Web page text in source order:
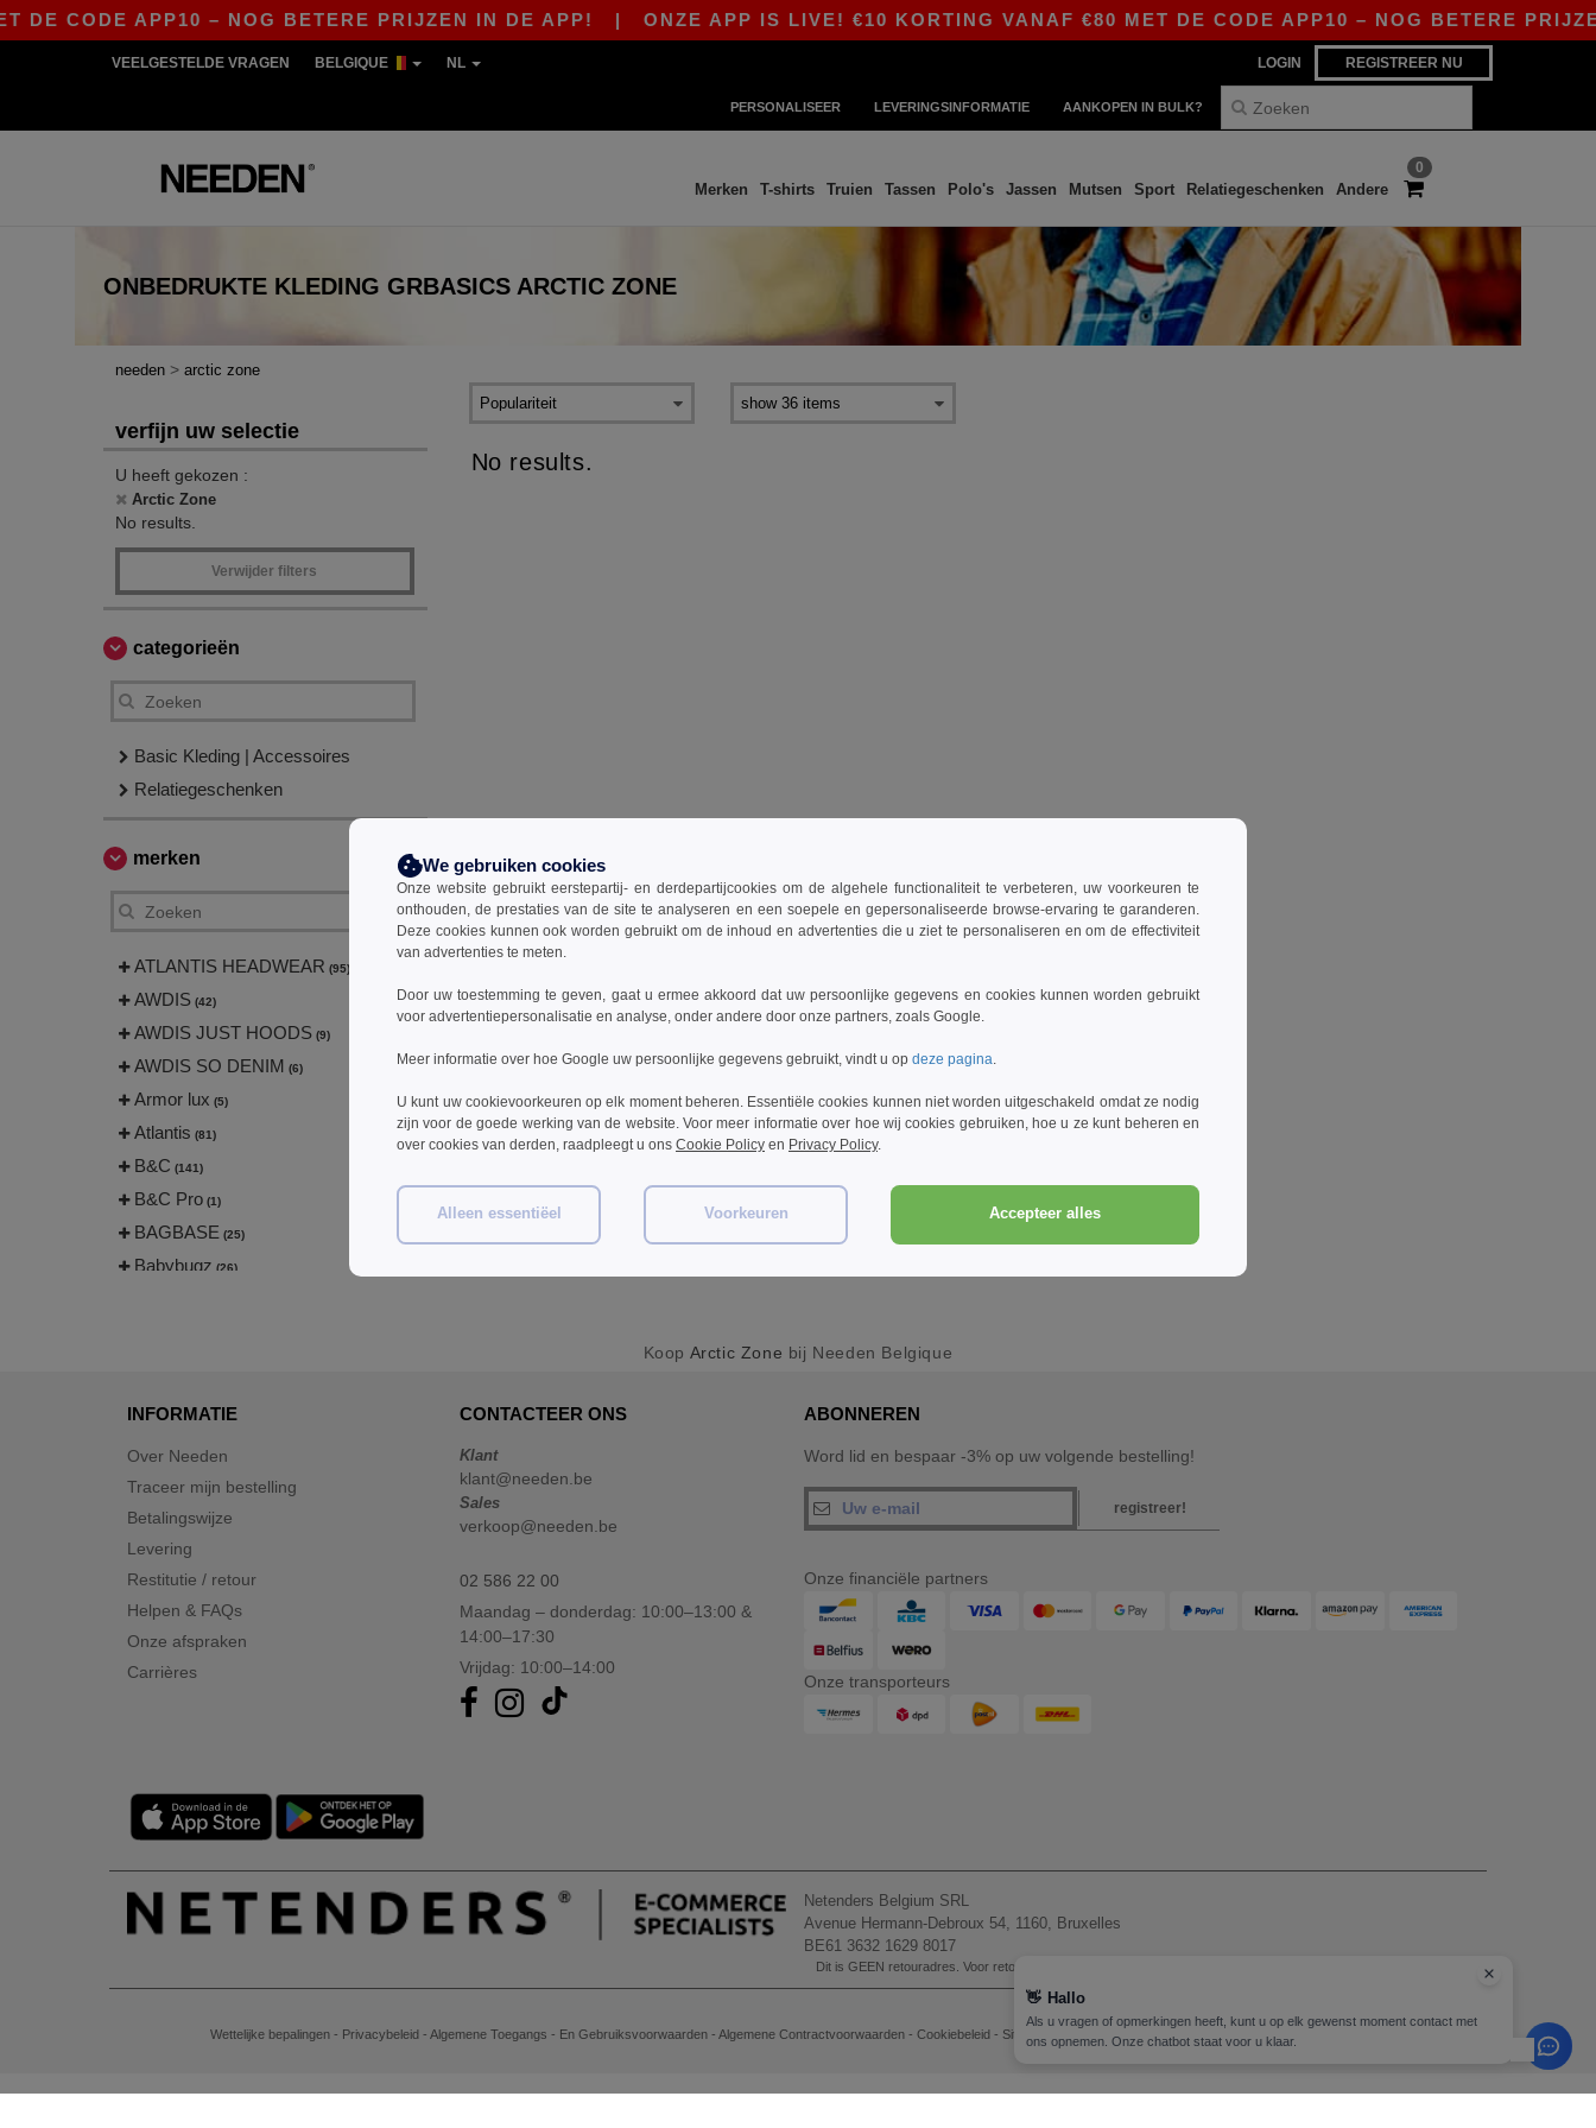
CODE APP10 – NOG BETERE PRIJZEN IN DE APP!| ONZE APP IS LIVE! €10 KORTING VANAF €80 MET DE CODE APP10 – NOG BETERE
LOGIN REGISTREER NU
VEELGESTELDE VRAGEN BELGIQUE NL
PERSONALISEER LEVERINGSINFORMATIE AANKOPEN IN BULK?
0
Merken T-shirts Truien Tassen Polo's Jassen Mutsen Sport Relatiegeschenken Andere
ONBEDRUKTE KLEDING GRBASICS ARCTIC ZONE
needen > arctic zone
verfijn uw selectie
U heeft gekozen :
Arctic Zone
No results.
Verwijder filters
categorieën
Basic Kleding | Accessoires
Relatiegeschenken
merken
ATLANTIS HEADWEAR (95)
AWDIS (42)
AWDIS JUST HOODS (9)
AWDIS SO DENIM (6)
Armor lux (5)
Atlantis (81)
B&C (141)
B&C Pro (1)
BAGBASE (25)
Babybugz (26)
CASE LOGIC
CLUBCLASS
CamelBak
CamelBak®
Craghoppers
ECOLOGIE
EgotierPro (406)
Elevate Life
FRUIT OF THE LOOM VINTAGE
Finden & Hales (18)
No results.
Koop Arctic Zone bij Needen Belgique
INFORMATIE
Over Needen
Traceer mijn bestelling
Betalingswijze
Levering
Restitutie / retour
Helpen & FAQs
Onze afspraken
Carrières
CONTACTEER ONS
Klant
klant@needen.be
Sales
verkoop@needen.be
02 586 22 00
Maandag – donderdag: 10:00–13:00 &
14:00–17:30
Vrijdag: 10:00–14:00
ABONNEREN
Word lid en bespaar -3% op uw volgende bestelling!
registreer!
Onze financiële partners
Onze transporteurs
Netenders Belgium SRL
Avenue Hermann-Debroux 54, 1160, Bruxelles
BE61 3632 1629 8017
Dit is GEEN retouradres. Voor retourzending, zie hier
Wettelijke bepalingen- Privacybeleid- Algemene Toegangs - En Gebruiksvoorwaarden- Algemene Contractvoorwaarden- Cookiebeleid- Site Map Copyright 2026 needen.be - Alle rechten voorbehouden
We gebruiken cookies
Onze website gebruikt eerstepartij- en derdepartijcookies om de algehele functionaliteit te verbeteren, uw voorkeuren te
onthouden, de prestaties van de site te analyseren en een soepele en gepersonaliseerde browse-ervaring te garanderen.
Deze cookies kunnen ook worden gebruikt om de inhoud en advertenties die u ziet te personaliseren en om de effectiviteit
van advertenties te meten.
Door uw toestemming te geven, gaat u ermee akkoord dat uw persoonlijke gegevens en cookies kunnen worden gebruikt
voor advertentiepersonalisatie en analyse, onder andere door onze partners, zoals Google.
Meer informatie over hoe Google uw persoonlijke gegevens gebruikt, vindt u op deze pagina
U kunt uw cookievoorkeuren op elk moment beheren. Essentiële cookies kunnen niet worden uitgeschakeld omdat ze nodig
zijn voor de goede werking van de website. Voor meer informatie over hoe wij cookies gebruiken, hoe u ze kunt beheren en
over cookies van derden, raadpleegt u ons Cookie Policy en Privacy Policy.
Alleen essentiëel Voorkeuren Accepteer alles
👋 Hallo
Als u vragen of opmerkingen heeft, kunt u op elk gewenst moment contact met
ons opnemen. Onze chatbot staat voor u klaar.